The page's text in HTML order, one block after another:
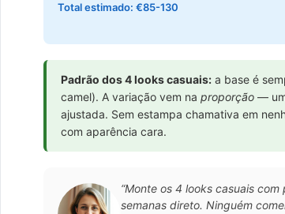
Total estimado: €85-130
Padrão dos 4 looks casuais:a base é
camel). A variação vem na proporção—
ajustada. Sem estampa chamativa em
com aparência cara.
“Monte os 4 looks casuais
semanas direto. Ninguém